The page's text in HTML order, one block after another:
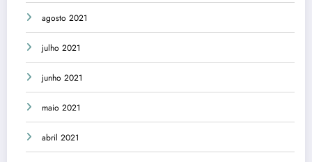
agosto 2021
julho 2021
junho 2021
maio 2021
abril 2021